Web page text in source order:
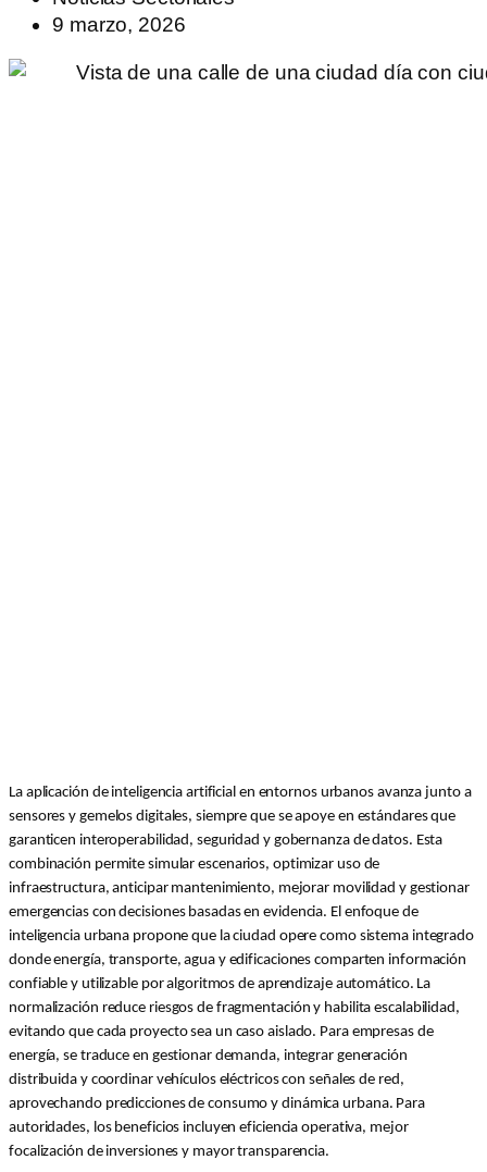
9 marzo, 2026
La aplicación de inteligencia artificial en entornos urbanos avanza junto a
sensores y gemelos digitales, siempre que se apoye en estándares que
garanticen interoperabilidad, seguridad y gobernanza de datos. Esta
combinación permite simular escenarios, optimizar uso de
infraestructura, anticipar mantenimiento, mejorar movilidad y gestionar
emergencias con decisiones basadas en evidencia. El enfoque de
inteligencia urbana propone que la ciudad opere como sistema integrado
donde energía, transporte, agua y edificaciones comparten información
confiable y utilizable por algoritmos de aprendizaje automático. La
normalización reduce riesgos de fragmentación y habilita escalabilidad,
evitando que cada proyecto sea un caso aislado. Para empresas de
energía, se traduce en gestionar demanda, integrar generación
distribuida y coordinar vehículos eléctricos con señales de red,
aprovechando predicciones de consumo y dinámica urbana. Para
autoridades, los beneficios incluyen eficiencia operativa, mejor
focalización de inversiones y mayor transparencia.